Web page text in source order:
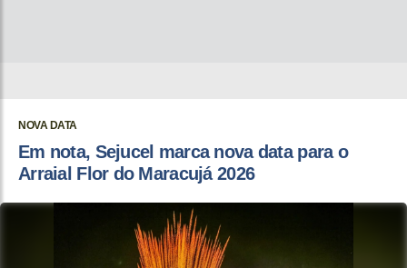
NOVA DATA
Em nota, Sejucel marca nova data para o
Arraial Flor do Maracujá 2026